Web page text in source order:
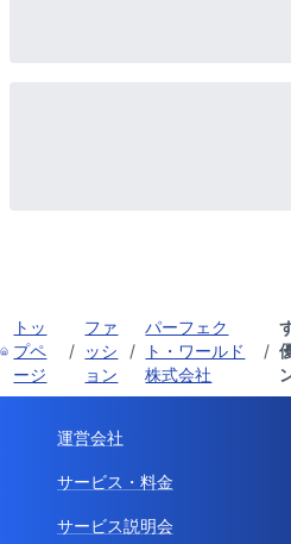
トッ
プペ
ージ
/
ファ
ッシ
ョン
/
パーフェク
ト・ワールド
株式会社
/
運営会社
サービス・料金
サービス説明会